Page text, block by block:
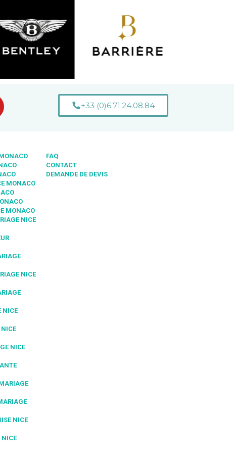
+33 (0)6.71.24.08.84
MONACO
MONACO
NICE
NICE
NICE
NICE
NICE
NICE
FAQ
CONTACT
DEMANDE DE DEVIS